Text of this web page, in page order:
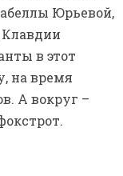
Юрьевой,
Клавдии
в этот
на время
А вокруг –